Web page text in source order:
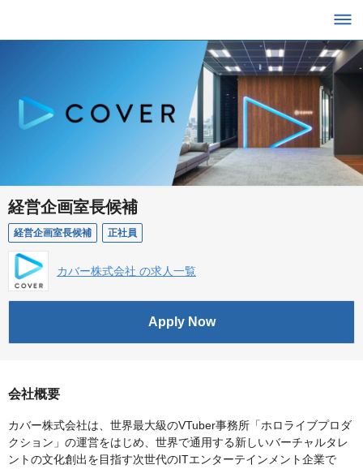
経営企画室長候補
経営企画室長候補 正社員
カバー株式会社 の求人一覧
Apply Now
会社概要
カバー株式会社は、世界最大級のVTuber事務所「ホロライブプロダ
クション」の運営をはじめ、世界で通用する新しいバーチャルタレ
ントの文化創出を目指す次世代のITエンターテインメント企業で